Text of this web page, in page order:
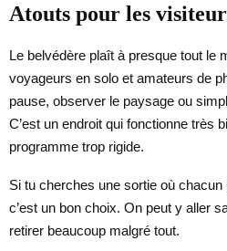
Atouts pour les
Le belvédère plaît à presque tout le
voyageurs en solo et amateurs de
pause, observer le paysage ou
C’est un endroit qui fonctionne très
programme trop rigide.
Si tu cherches une sortie où
c’est un bon choix. On peut y aller
retirer beaucoup malgré tout.